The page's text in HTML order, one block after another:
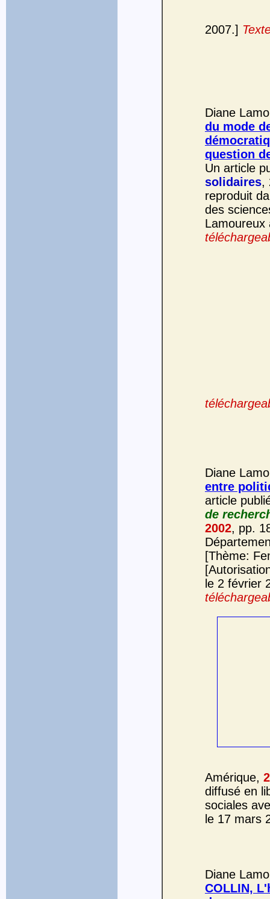
2007.]
Diane
du mode
question
Un article
solidaires,
reproduit
des
Diane
entre
article
de
2002, pp.
[Thème:
le 2 février
Amérique,
diffusé en
sociales
le 17 mars
Diane
COLLIN,